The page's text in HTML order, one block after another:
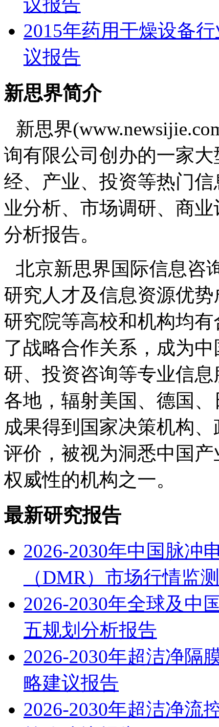
议报告
2015年药用干燥设备
议报告
新思界简介
新思界
询有限公司创办的一家
经、产业、投资等热门
业分析、市场调研、商
分析报告。
北京新思界国际信息咨
研究人才及信息资源优
研究院等高校和机构均
了战略合作关系，成为
研、投资咨询等专业信
各地，辐射美国、德国
成果得到国家决策机构
评价，被视为洞悉中国
权威性的机构之一。
最新研究报告
2026-2030年中国脉冲
（DMR）市场行情监
2026-2030年全球及中
五规划分析报告
2026-2030年超洁净隔
略建议报告
2026-2030年超洁净流